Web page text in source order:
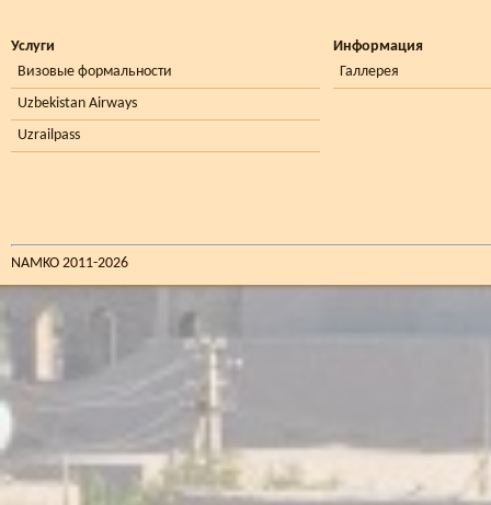
Услуги
Визовые формальности
Uzbekistan Airways
Uzrailpass
Информация
Галлерея
NAMKO 2011-2026